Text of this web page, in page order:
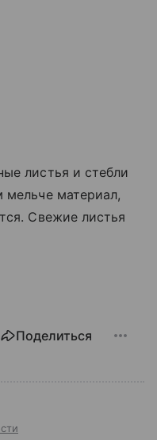
листья и стебли
мельче материал,
Свежие листья
Поделиться